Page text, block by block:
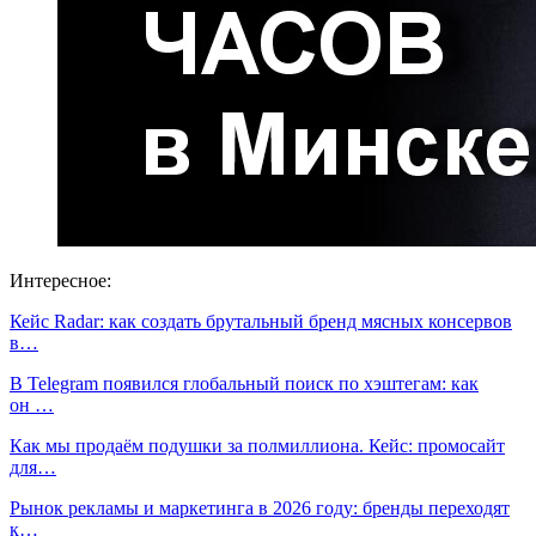
Интересное:
Кейс Radar: как создать брутальный бренд мясных консервов
в…
В Telegram появился глобальный поиск по хэштегам: как
он …
Как мы продаём подушки за полмиллиона. Кейс: промосайт
для…
Рынок рекламы и маркетинга в 2026 году: бренды переходят
к…